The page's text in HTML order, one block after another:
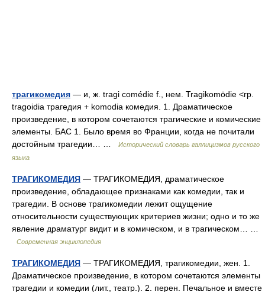
трагикомедия — и, ж. tragi comédie f., нем. Tragikomödie <гр.
tragoidia трагедия + komodia комедия. 1. Драматическое
произведение, в котором сочетаются трагические и комические
элементы. БАС 1. Было время во Франции, когда не почитали
достойным трагедии… …
Исторический словарь галлицизмов русского
языка
ТРАГИКОМЕДИЯ — ТРАГИКОМЕДИЯ, драматическое
произведение, обладающее признаками как комедии, так и
трагедии. В основе трагикомедии лежит ощущение
относительности существующих критериев жизни; одно и то же
явление драматург видит и в комическом, и в трагическом… …
Современная энциклопедия
ТРАГИКОМЕДИЯ — ТРАГИКОМЕДИЯ, трагикомедии, жен. 1.
Драматическое произведение, в котором сочетаются элементы
трагедии и комедии (лит., театр.). 2. перен. Печальное и вместе